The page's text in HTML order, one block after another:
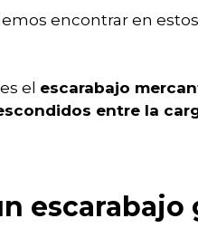
encontrar en
el escarabajo
entre la
escarabajo